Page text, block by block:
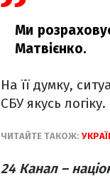
Ми
Матвієнко.
На її думку,
СБУ якусь логіку.
ЧИТАЙТЕ ТАКОЖ:
24 Канал –